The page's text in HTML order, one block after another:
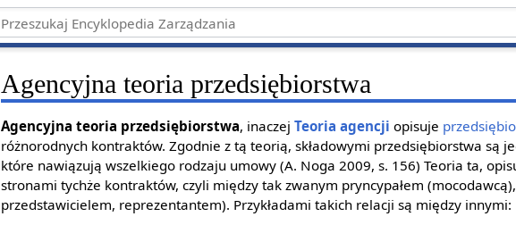
Agencyjna teoria przedsiębiorstwa
Agencyjna teoria przedsiębiorstwa, inaczejTeoria agencji opisuje
różnorodnych kontraktów. Zgodnie z tą teorią, składowymi przedsiębiorstwa są
które nawiązują wszelkiego rodzaju umowy (A. Noga 2009, s. 156) Teoria ta,
stronami tychże kontraktów, czyli między tak zwanym pryncypałem
przedstawicielem, reprezentantem). Przykładami takich relacji są między innymi: